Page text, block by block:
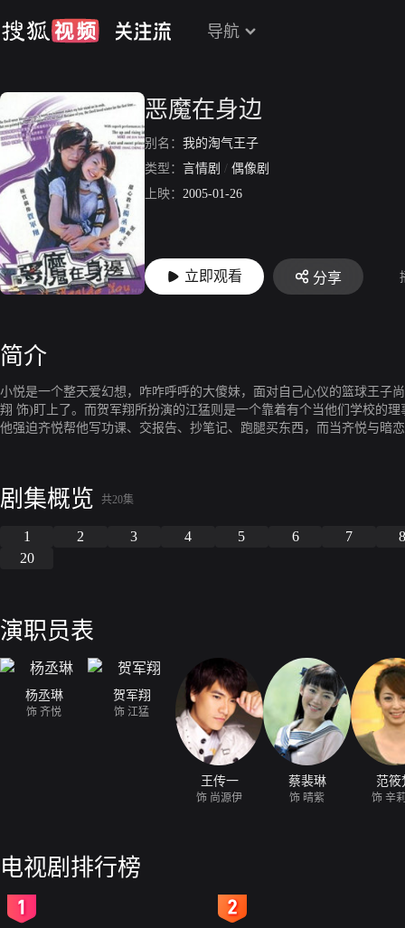
导航
恶魔在身边
别名： 我的淘气王子
类型： 言情剧 / 偶像剧
上映： 2005-01-26
立即观看 分享
简介
小悦是一个整天爱幻想，咋咋呼呼的大傻妹，面对自己心仪的篮球王子
翔 饰)盯上了。而贺军翔所扮演的江猛则是一个靠着有个当他们学校的
他强迫齐悦帮他写功课、交报告、抄笔记、跑腿买东西，而当齐悦与暗
剧集概览 共20集
1 2 3 4 5 6 7
20
演职员表
杨丞琳
饰 齐悦
贺军翔
饰 江猛
王传一
饰 尚源伊
蔡裴琳
饰 晴紫
范筱
饰 辛
电视剧排行榜